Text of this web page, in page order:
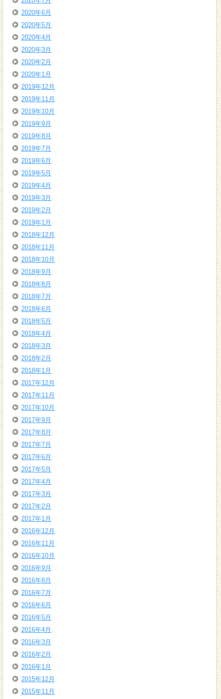
2020年6月
2020年5月
2020年4月
2020年3月
2020年2月
2020年1月
2019年12月
2019年11月
2019年10月
2019年9月
2019年8月
2019年7月
2019年6月
2019年5月
2019年4月
2019年3月
2019年2月
2019年1月
2018年12月
2018年11月
2018年10月
2018年9月
2018年8月
2018年7月
2018年6月
2018年5月
2018年4月
2018年3月
2018年2月
2018年1月
2017年12月
2017年11月
2017年10月
2017年9月
2017年8月
2017年7月
2017年6月
2017年5月
2017年4月
2017年3月
2017年2月
2017年1月
2016年12月
2016年11月
2016年10月
2016年9月
2016年8月
2016年7月
2016年6月
2016年5月
2016年4月
2016年3月
2016年2月
2016年1月
2015年12月
2015年11月